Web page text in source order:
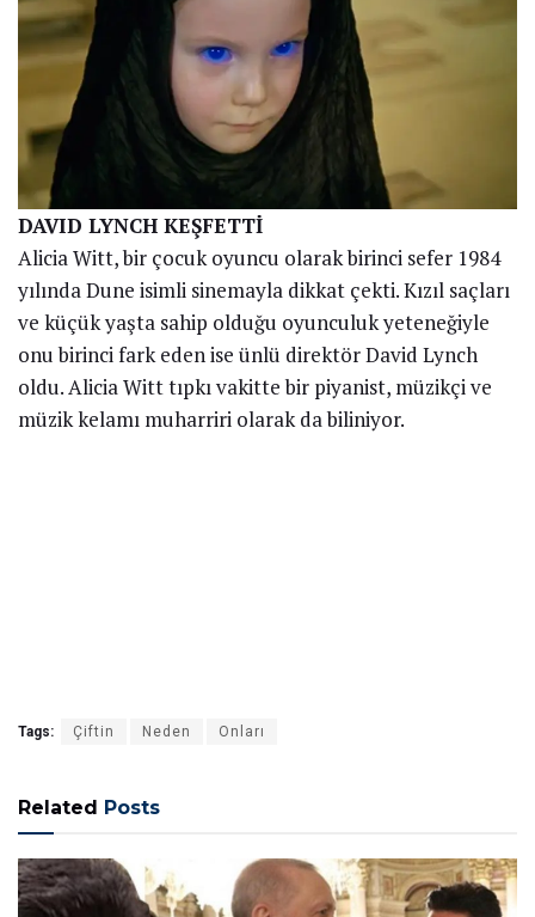
DAVID LYNCH KEŞFETTİ
Alicia Witt, bir çocuk oyuncu olarak birinci sefer 1984
yılında Dune isimli sinemayla dikkat çekti. Kızıl saçları
ve küçük yaşta sahip olduğu oyunculuk yeteneğiyle
onu birinci fark eden ise ünlü direktör David Lynch
oldu. Alicia Witt tıpkı vakitte bir piyanist, müzikçi ve
müzik kelamı muharriri olarak da biliniyor.
Tags: Çiftin Neden Onları
Related Posts